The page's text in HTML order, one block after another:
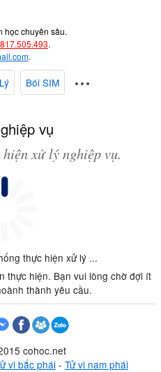
học chuyên sâu.
.
.
Bói SIM
vụ
xử lý nghiệp vụ.
thực hiện xử lý ...
thực hiện. Bạn vui lòng chờ đợi ít
thành yêu cầu.
cohoc.net
vi bắc phái- Tử vi nam phái